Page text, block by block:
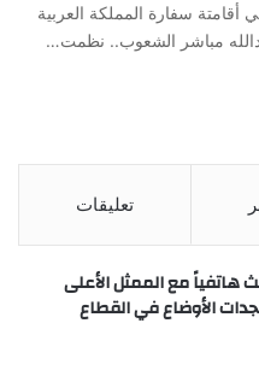
أقامتة سفارة المملكة العربية
مباشر الشعوب.. نظمت…
تعليقات
هاتفياً مع الممثل الأعلى
الأوضاع في القطاع